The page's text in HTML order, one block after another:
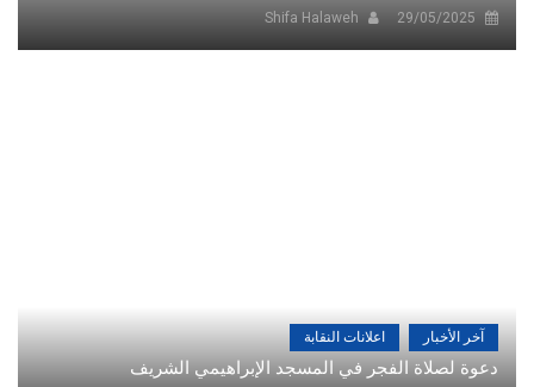
29/05/2025
Shifa Halaweh
آخر الأخبار اعلانات النقابة
دعوة لصلاة الفجر في المسجد الإبراهيمي الشريف